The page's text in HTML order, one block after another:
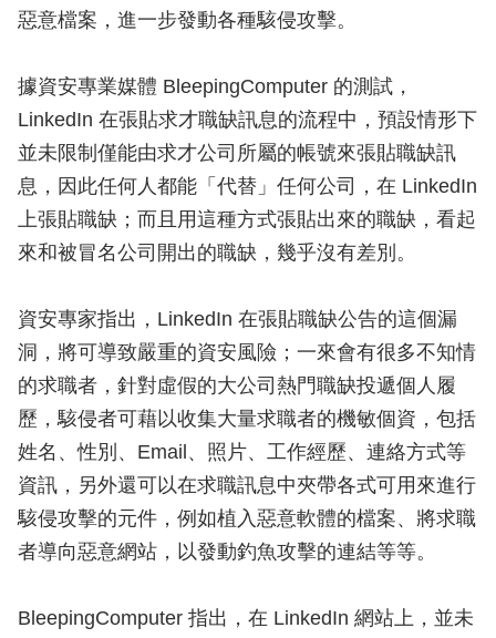
惡意檔案，進一步發動各種駭侵攻擊。
據資安專業媒體 BleepingComputer 的測試，
LinkedIn 在張貼求才職缺訊息的流程中，預設情形下
並未限制僅能由求才公司所屬的帳號來張貼職缺訊
息，因此任何人都能「代替」任何公司，在 LinkedIn
上張貼職缺；而且用這種方式張貼出來的職缺，看起
來和被冒名公司開出的職缺，幾乎沒有差別。
資安專家指出，LinkedIn 在張貼職缺公告的這個漏
洞，將可導致嚴重的資安風險；一來會有很多不知情
的求職者，針對虛假的大公司熱門職缺投遞個人履
歷，駭侵者可藉以收集大量求職者的機敏個資，包括
姓名、性別、Email、照片、工作經歷、連絡方式等
資訊，另外還可以在求職訊息中夾帶各式可用來進行
駭侵攻擊的元件，例如植入惡意軟體的檔案、將求職
者導向惡意網站，以發動釣魚攻擊的連結等等。
BleepingComputer 指出，在 LinkedIn 網站上，並未